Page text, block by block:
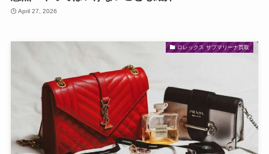
April 27, 2026
ロレックス サブマリーナ買取